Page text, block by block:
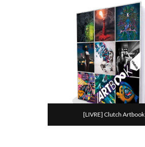
[LIVRE] Clutch Artbook